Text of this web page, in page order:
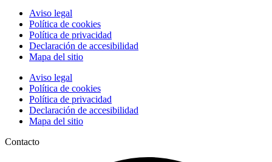
Aviso legal
Política de cookies
Política de privacidad
Declaración de accesibilidad
Mapa del sitio
Aviso legal
Política de cookies
Política de privacidad
Declaración de accesibilidad
Mapa del sitio
Contacto